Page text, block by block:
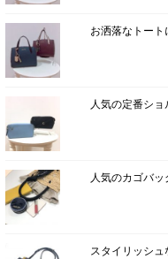
お洒落なトー
人気の定番シ
人気のカゴバッ
スタイリッシ